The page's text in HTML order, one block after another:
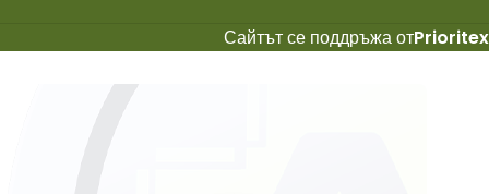
Сайтът се поддръжа отPrioritex